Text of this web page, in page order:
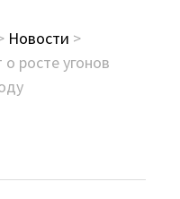
Новости >
росте угонов